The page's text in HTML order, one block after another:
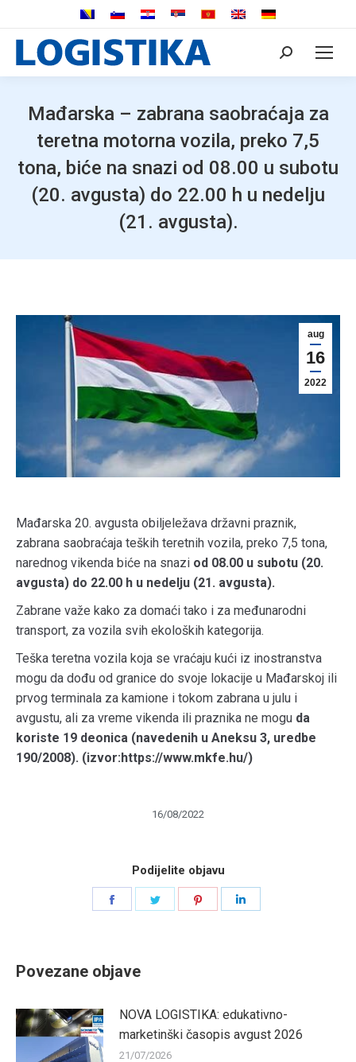
Search:
Mađarska – zabrana saobraćaja za
teretna motorna vozila, preko 7,5
tona, biće na snazi od 08.00 u subotu
(20. avgusta) do 22.00 h u nedelju
(21. avgusta).
aug
16
2022
Mađarska 20. avgusta obiljeležava državni praznik,
zabrana saobraćaja teških teretnih vozila, preko 7,5 tona,
narednog vikenda biće na snazi od 08.00 u subotu (20.
avgusta) do 22.00 h u nedelju (21. avgusta).
Zabrane važe kako za domaći tako i za međunarodni
transport, za vozila svih ekoloških kategorija.
Teška teretna vozila koja se vraćaju kući iz inostranstva
mogu da dođu od granice do svoje lokacije u Mađarskoj ili
prvog terminala za kamione i tokom zabrana u julu i
avgustu, ali za vreme vikenda ili praznika ne mogu da
koriste 19 deonica (navedenih u Aneksu 3, uredbe
190/2008). (izvor:https://www.mkfe.hu/)
16/08/2022
Podijelite objavu
Povezane objave
NOVA LOGISTIKA: edukativno-
marketinški časopis avgust 2026
21/07/2026